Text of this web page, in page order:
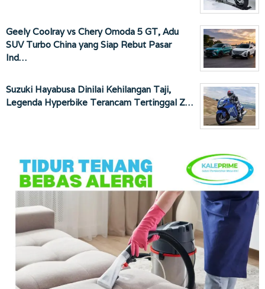
Geely Coolray vs Chery Omoda 5 GT, Adu
SUV Turbo China yang Siap Rebut Pasar
Ind…
Suzuki Hayabusa Dinilai Kehilangan Taji,
Legenda Hyperbike Terancam Tertinggal Z…